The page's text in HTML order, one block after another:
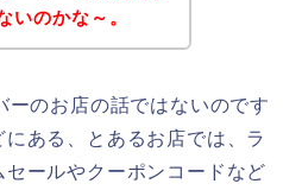
いのかな～。
ーのお店の話ではないのです
ある、とあるお店では、ラ
ールやクーポンコードなど